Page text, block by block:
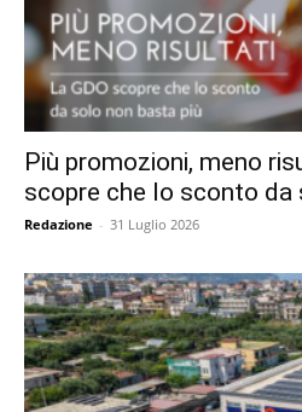
Più promozioni, meno
scopre che lo sconto da
Redazione - 31 Luglio 2026